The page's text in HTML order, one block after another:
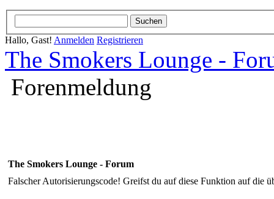
Hallo, Gast! Anmelden Registrieren
The Smokers Lounge -
Forenmeldung
The Smokers Lounge - Forum
Falscher Autorisierungscode! Greifst du auf diese Funktion auf die